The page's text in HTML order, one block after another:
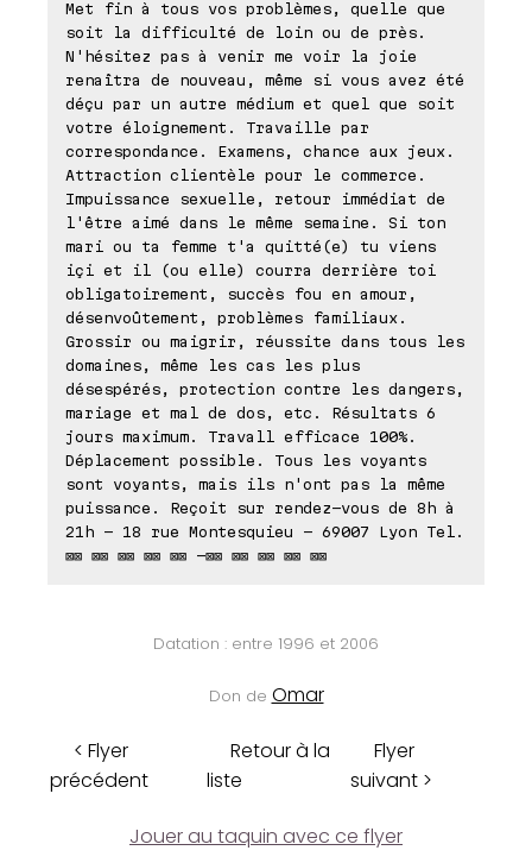
Met fin à tous vos problèmes, quelle que
soit la difficulté de loin ou de près.
N'hésitez pas à venir me voir la joie
renaîtra de nouveau, même si vous avez été
déçu par un autre médium et quel que soit
votre éloignement. Travaille par
correspondance. Examens, chance aux jeux.
Attraction clientèle pour le commerce.
Impuissance sexuelle, retour immédiat de
l'être aimé dans le même semaine. Si ton
mari ou ta femme t'a quitté(e) tu viens
içi et il (ou elle) courra derrière toi
obligatoirement, succès fou en amour,
désenvoûtement, problèmes familiaux.
Grossir ou maigrir, réussite dans tous les
domaines, même les cas les plus
désespérés, protection contre les dangers,
mariage et mal de dos, etc. Résultats 6
jours maximum. Travall efficace 100%.
Déplacement possible. Tous les voyants
sont voyants, mais ils n'ont pas la même
puissance. Reçoit sur rendez-vous de 8h à
21h - 18 rue Montesquieu - 69007 Lyon Tel.
⊠⊠ ⊠⊠ ⊠⊠ ⊠⊠ ⊠⊠ -⊠⊠ ⊠⊠ ⊠⊠ ⊠⊠ ⊠⊠
Datation : entre 1996 et 2006
Don de Omar
< Flyer
précédent
Retour à la
liste
Flyer
suivant >
Jouer au taquin avec ce flyer